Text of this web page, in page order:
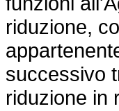
riduzione,
successivo
riduzione in